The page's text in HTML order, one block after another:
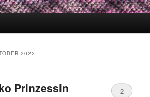
2022
Prinzessin 2